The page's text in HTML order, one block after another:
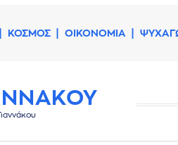
ΚΟΣΜΟΣ ΟΙΚΟΝΟΜΙΑ